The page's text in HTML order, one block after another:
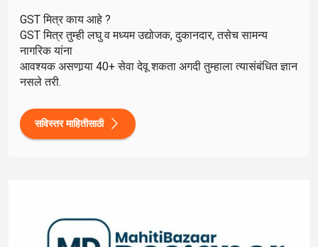
GST मित्र काय आहे ?
GST मित्र तुम्ही लघु व मध्यम उद्योजक, दुकानदार, तसेच सामन्य
नागरिक यांना
आवश्यक असणार्‍या 40+ सेवा देवू शकता अगदी तुम्हाला त्यासंबंधित ज्ञान
नसले तरी.
सविस्तर माहितीसाठी